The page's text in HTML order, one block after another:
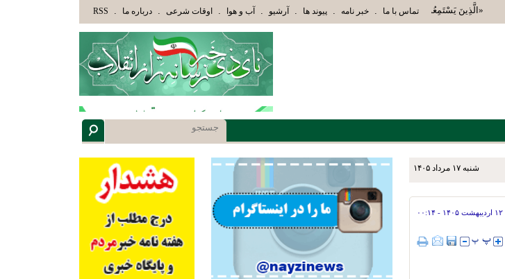
«الَّذِينَ يَسْتَمِعُونَ الْقَوْلَ فَيَتَّبِعُونَ أَحْسَنَهُ أُوْلَئِكَ الَّذِينَ هَدَاهُمُ اللَّهُ وَأُوْلَئِكَ هُمْ أُوْلُوا الْأَلْبَابِ» عاقلان هدایت یافته،حرفها را میشنوند و
تماس با ما . خبر نامه . پیوند ها . آرشیو . آب و هوا . اوقات شرعی . درباره ما .
RSS
شنبه ۱۷ مرداد ۱۴۰۵
۱۲ ارديبهشت ۱۴۰۵ - ۰۰:۱۴